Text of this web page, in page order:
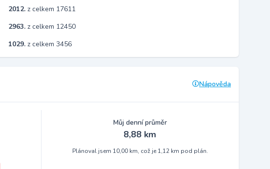
2012. z celkem 17611
2963. z celkem 12450
1029. z celkem 3456
Nápověda
Můj denní průměr
8,88 km
Plánoval jsem 10,00 km, což je 1,12 km pod plán.